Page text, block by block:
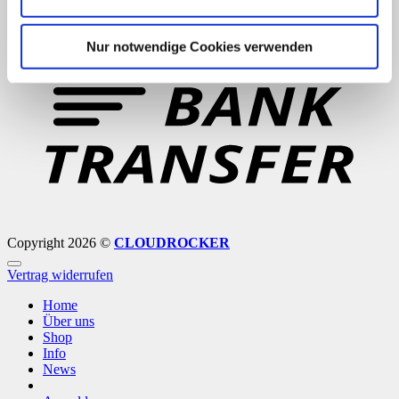
Nur notwendige Cookies verwenden
Copyright 2026 © CLOUDROCKER
Vertrag widerrufen
Home
Über uns
Shop
Info
News